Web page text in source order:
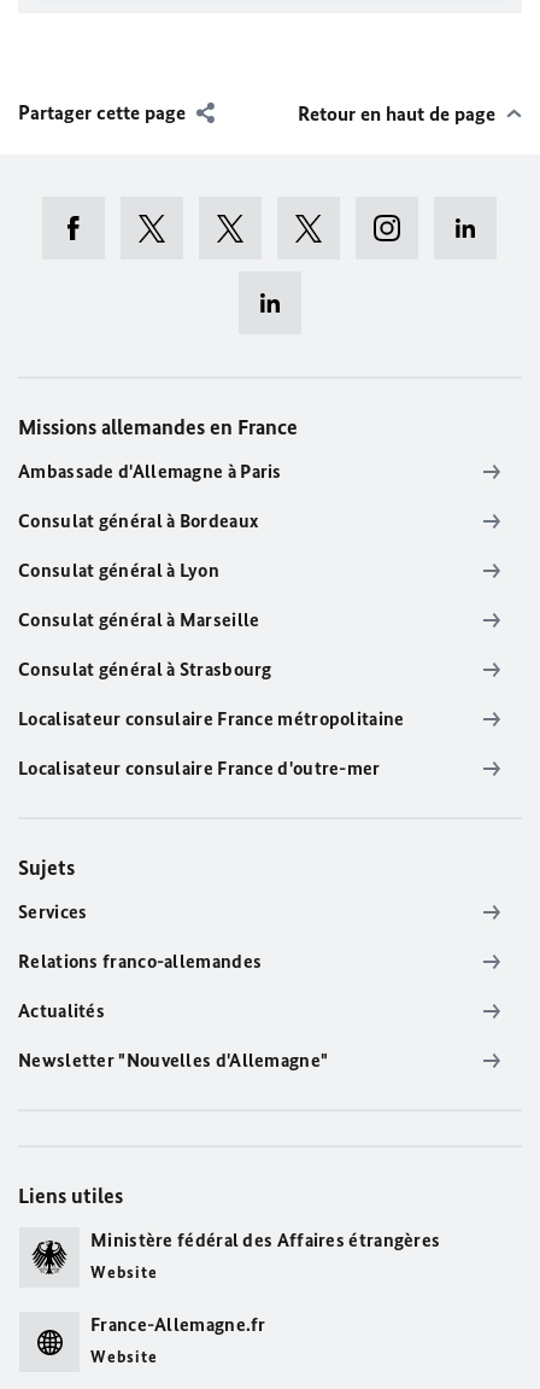
Partager cette page Retour en haut de page
Missions allemandes en France
Ambassade d'Allemagne à Paris
Consulat général à Bordeaux
Consulat général à Lyon
Consulat général à Marseille
Consulat général à Strasbourg
Localisateur consulaire France métropolitaine
Localisateur consulaire France d'outre-mer
Sujets
Services
Relations franco-allemandes
Actualités
Newsletter "Nouvelles d'Allemagne"
Liens utiles
Ministère fédéral des Affaires étrangères
Website
France-Allemagne.fr
Website